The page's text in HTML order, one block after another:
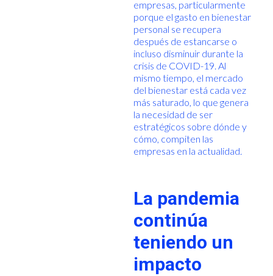
empresas, particularmente
porque el gasto en bienestar
personal se recupera
después de estancarse o
incluso disminuir durante la
crisis de COVID-19. Al
mismo tiempo, el mercado
del bienestar está cada vez
más saturado, lo que genera
la necesidad de ser
estratégicos sobre dónde y
cómo, compiten las
empresas en la actualidad.
La pandemia
continúa
teniendo un
impacto